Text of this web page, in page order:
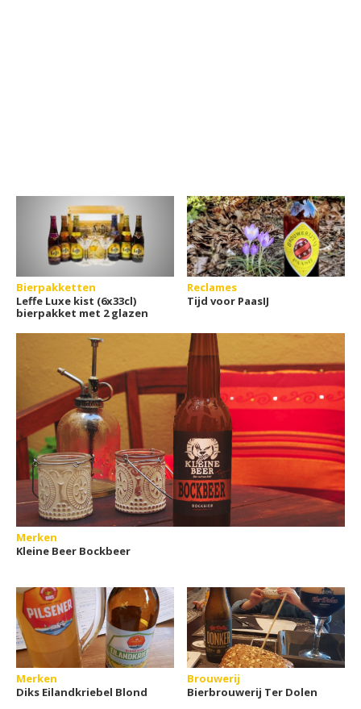
Bierpakketten
Leffe Luxe kist (6x33cl)
bierpakket met 2 glazen
Reclames
Tijd voor PaasIJ
Merken
Kleine Beer Bockbeer
Merken
Diks Eilandkriebel Blond
Brouwerij
Bierbrouwerij Ter Dolen